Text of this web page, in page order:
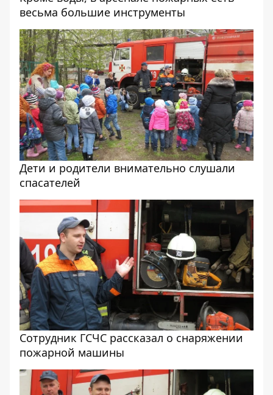
весьма большие инструменты
Дети и родители внимательно слушали
спасателей
Сотрудник ГСЧС рассказал о снаряжении
пожарной машины